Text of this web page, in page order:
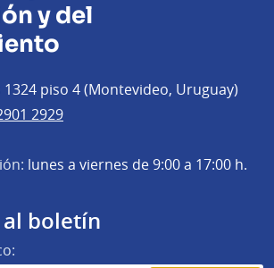
y del
1324 piso 4 (Montevideo, Uruguay)
2929
lunes a viernes de 9:00 a 17:00 h.
boletín